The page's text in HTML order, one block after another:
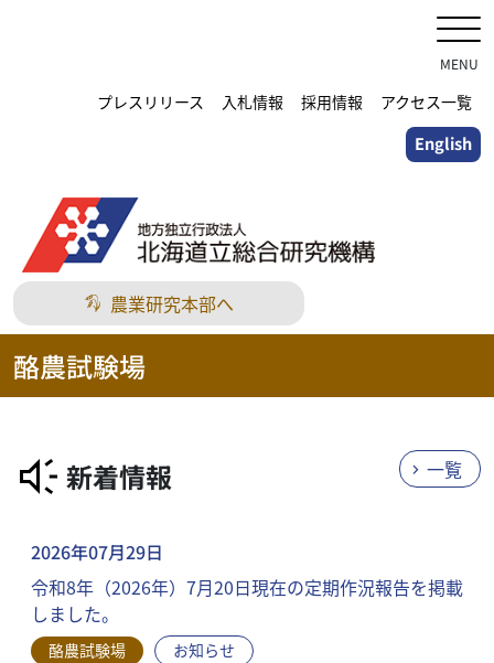
プ
プレスリリース 入札情報 採用情報 アクセス一覧
English
MENU
農業研究本部へ
酪農試験場
新着情報
2026年07月29日
令和8年（2026年）7月20日現在の定期作況報告を掲載
しました。
酪農試験場 お知らせ
一覧